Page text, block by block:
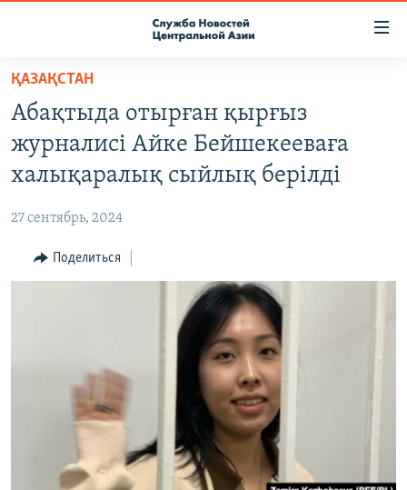
Вернуться
основному
содержанию
Вернутся
главной
навигации
Вернутся
О ПРОЕКТЕ
ПОДПИСКА
КОНТАКТЫ
НАСТОЯЩЕЕ ВРЕМЯ
МИГРАНТ МЕДИА
ҚАЗАҚСТАН
Абақтыда отырған қырғыз
журналисі Айке Бейшекееваға
халықаралық сыйлық берілді
27 сентябрь, 2024
Поделиться